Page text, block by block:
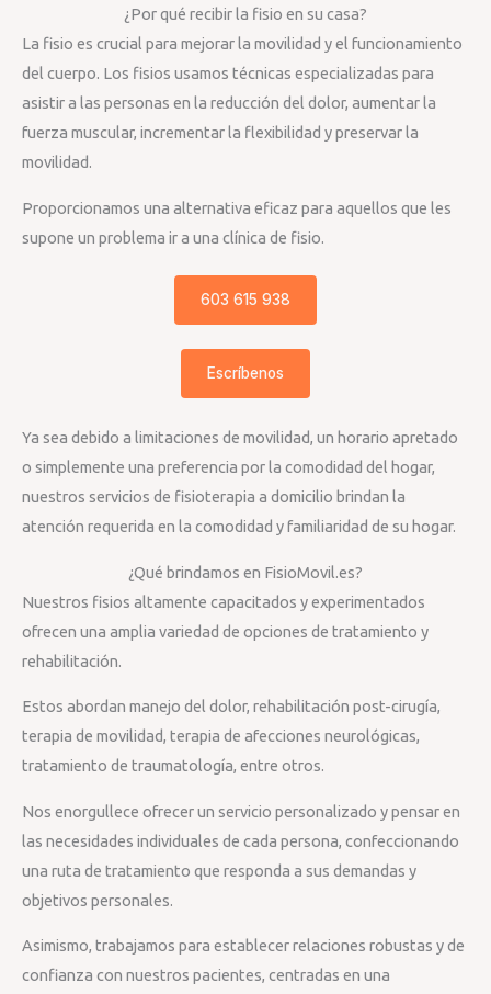
¿Por qué recibir la fisio en su casa?
La fisio es crucial para mejorar la movilidad y el funcionamiento
del cuerpo. Los fisios usamos técnicas especializadas para
asistir a las personas en la reducción del dolor, aumentar la
fuerza muscular, incrementar la flexibilidad y preservar la
movilidad.
Proporcionamos una alternativa eficaz para aquellos que les
supone un problema ir a una clínica de fisio.
603 615 938
Escríbenos
Ya sea debido a limitaciones de movilidad, un horario apretado
o simplemente una preferencia por la comodidad del hogar,
nuestros servicios de fisioterapia a domicilio brindan la
atención requerida en la comodidad y familiaridad de su hogar.
¿Qué brindamos en FisioMovil.es?
Nuestros fisios altamente capacitados y experimentados
ofrecen una amplia variedad de opciones de tratamiento y
rehabilitación.
Estos abordan manejo del dolor, rehabilitación post-cirugía,
terapia de movilidad, terapia de afecciones neurológicas,
tratamiento de traumatología, entre otros.
Nos enorgullece ofrecer un servicio personalizado y pensar en
las necesidades individuales de cada persona, confeccionando
una ruta de tratamiento que responda a sus demandas y
objetivos personales.
Asimismo, trabajamos para establecer relaciones robustas y de
confianza con nuestros pacientes, centradas en una